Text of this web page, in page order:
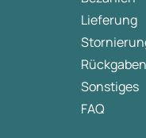
Lieferung
Rückgaben
Sonstiges
FAQ